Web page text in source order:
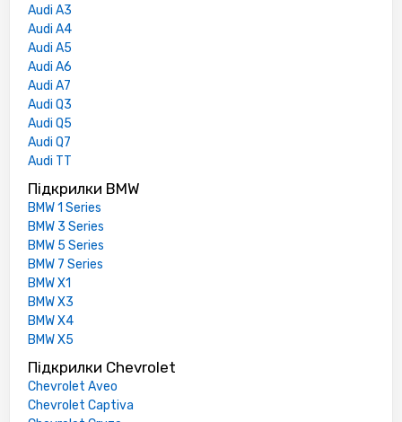
Audi A3
Audi A4
Audi A5
Audi A6
Audi A7
Audi Q3
Audi Q5
Audi Q7
Audi TT
Підкрилки BMW
BMW 1 Series
BMW 3 Series
BMW 5 Series
BMW 7 Series
BMW X1
BMW X3
BMW X4
BMW X5
Підкрилки Chevrolet
Chevrolet Aveo
Chevrolet Captiva